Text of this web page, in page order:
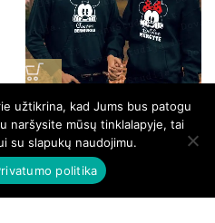
DŽEMPERIAI POROMS
„BERNIUKAS – MERGYTĖ“
€26,00
užtikrina, kad Jums bus patogu
naršysite mūsų tinklalapyje, tai
su slapukų naudojimu.
politika